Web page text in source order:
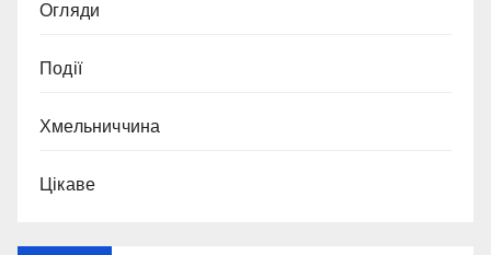
Огляди
Події
Хмельниччина
Цікаве